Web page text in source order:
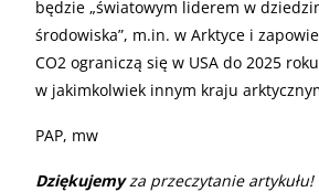
będzie „światowym liderem w
środowiska”, m.in. w Arktyce i
CO2 ograniczą się w USA do 2025
w jakimkolwiek innym kraju
PAP, mw
Dziękujemyza przeczytanie artykułu!